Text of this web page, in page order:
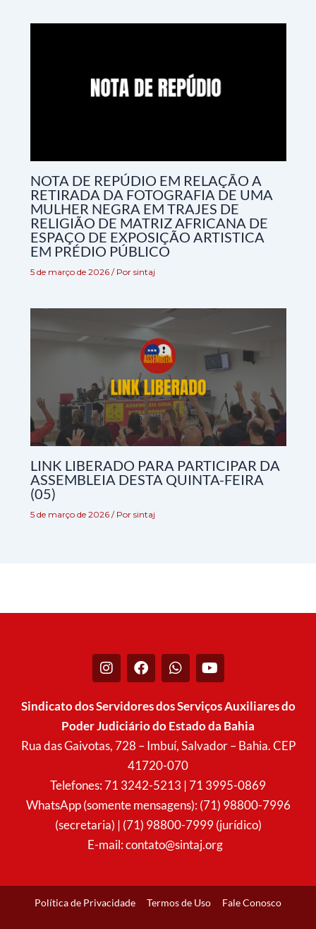
NOTA DE REPÚDIO EM RELAÇÃO A
RETIRADA DA FOTOGRAFIA DE UMA
MULHER NEGRA EM TRAJES DE
RELIGIÃO DE MATRIZ AFRICANA DE
ESPAÇO DE EXPOSIÇÃO ARTISTICA
EM PRÉDIO PÚBLICO
5 de março de 2026 / Por sintaj
LINK LIBERADO PARA PARTICIPAR DA
ASSEMBLEIA DESTA QUINTA-FEIRA
(05)
5 de março de 2026 / Por sintaj
I
n
t
g
r
F
a
e
b
o
o
k
W
h
t
a
p
p
Y
o
t
u
b
e
Sindicato dos Servidores dos Serviços Auxiliares do
Poder Judiciário do Estado da Bahia
Rua das Gaivotas, 728 – Imbuí, Salvador – Bahia. CEP
41720-070
Telefones: 71 3242-5213 | 71 3995-0869
WhatsApp (somente mensagens): (71) 98800-7996
(secretaria) | (71) 98800-7999 (jurídico)
E-mail:contato@sintaj.org
Política de Privacidade Termos de Uso Fale Conosco